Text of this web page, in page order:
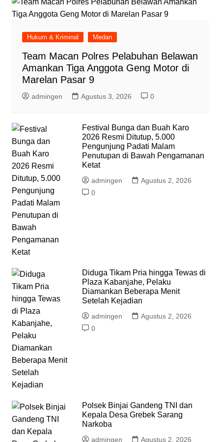
Hukum & Kriminal Medan
Team Macan Polres Pelabuhan Belawan
Amankan Tiga Anggota Geng Motor di
Marelan Pasar 9
admingen Agustus 3, 2026 0
Festival Bunga dan Buah Karo
2026 Resmi Ditutup, 5.000
Pengunjung Padati Malam
Penutupan di Bawah Pengamanan
Ketat
admingen
Agustus 2, 2026
0
Diduga Tikam Pria hingga Tewas di
Plaza Kabanjahe, Pelaku
Diamankan Beberapa Menit
Setelah Kejadian
admingen
Agustus 2, 2026
0
Polsek Binjai Gandeng TNI dan
Kepala Desa Grebek Sarang
Narkoba
admingen Agustus 2, 2026